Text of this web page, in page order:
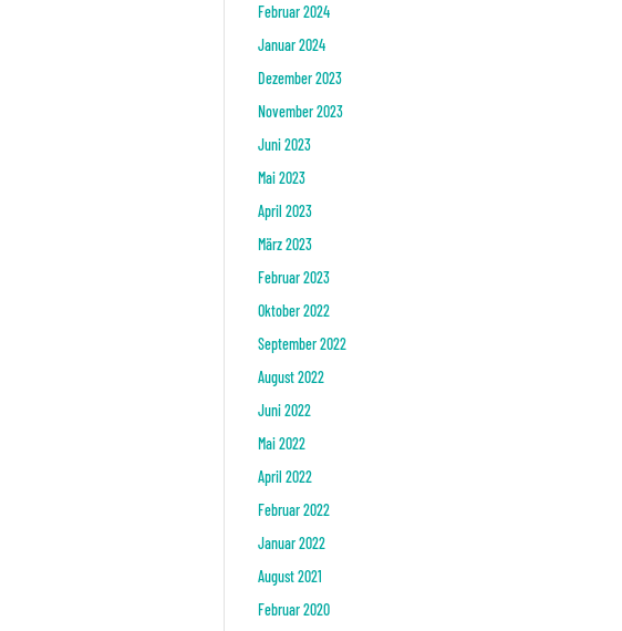
Februar 2024
Januar 2024
Dezember 2023
November 2023
Juni 2023
Mai 2023
April 2023
März 2023
Februar 2023
Oktober 2022
September 2022
August 2022
Juni 2022
Mai 2022
April 2022
Februar 2022
Januar 2022
August 2021
Februar 2020